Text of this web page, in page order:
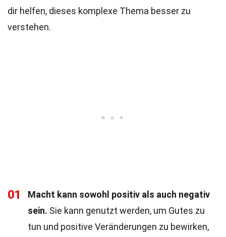
dir helfen, dieses komplexe Thema besser zu
verstehen.
01
Macht kann sowohl positiv als auch negativ
sein. Sie kann genutzt werden, um Gutes zu
tun und positive Veränderungen zu bewirken,